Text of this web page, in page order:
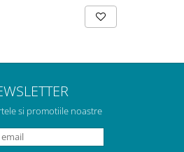
si promotiile noastre